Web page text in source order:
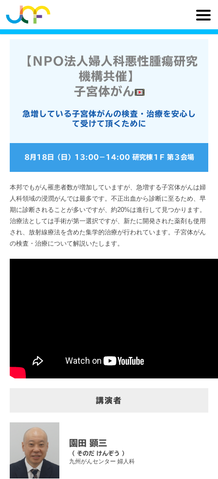
【NPO法人婦人科悪性腫瘍研究
機構共催】
子宮体がん
急増している子宮体がんの検査・治療を安心し
て受けて頂くために
8月18日（日） 13:00− 14:00 研究棟１F 第３会場
本邦でもがん罹患者数が増加していますが、急増する子宮体がんは婦
人科領域の浸潤がんでは最多です。不正出血から診断に至るため、早
期に診断されることが多いですが、約20%は進行して見つかります。
治療法としては手術が第一選択ですが、新たに開発された薬剤も使用
され、放射線療法を含めた集学的治療が行われています。子宮体がん
の検査・治療について解説いたします。
講演者
園田 顕三
（ そのだ けんぞう ）
九州がんセンター 婦人科